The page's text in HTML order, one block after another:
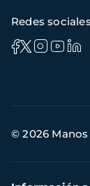
Redes sociales
de
© 2026